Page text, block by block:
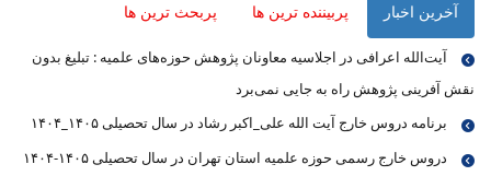
آخرین اخبار پربیننده ترین ها پربحث ترین ها
آیت‌الله اعرافی در اجلاسیه معاونان پژوهش حوزه‌های علمیه : تبلیغ بدون
نقش آفرینی پژوهش راه به جایی نمی‌برد
برنامه دروس خارج آیت الله علی_اکبر رشاد در سال تحصیلی ۱۴۰۵_۱۴۰۴
دروس خارج رسمی حوزه علمیه استان تهران در سال تحصیلی ۱۴۰۵-۱۴۰۴